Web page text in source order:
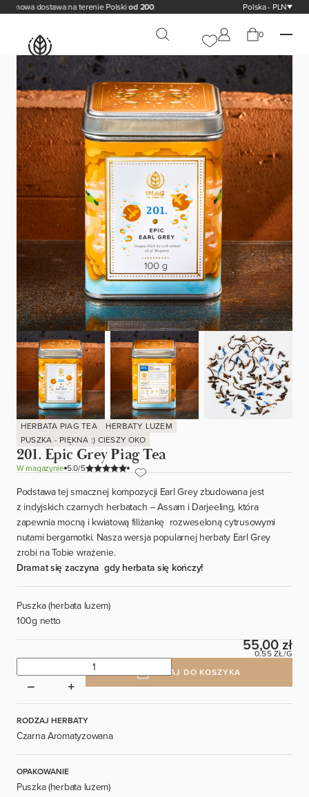
dostawa na terenie Polskiod 200,00 zł Polska - PLN
0
HERBATA PIAG TEA
HERBATY LUZEM
PUSZKA - PIĘKNA :) CIESZY OKO
201. Epic Grey Piag Tea
W magazynie /5
Podstawa tej smacznej kompozycji Earl Grey zbudowana jest
z indyjskich czarnych herbatach – Assam i Darjeeling, która
zapewnia mocną i kwiatową filiżankę rozweseloną cytrusowymi
nutami bergamotki. Nasza wersja popularnej herbaty Earl Grey
zrobi na Tobie wrażenie.
Dramat się zaczyna gdy herbata się kończy!
Puszka (herbata luzem)
100g netto
55,00 zł
0.55 ZŁ/G
DODAJ DO KOSZYKA
RODZAJ HERBATY
Czarna Aromatyzowana
OPAKOWANIE
Puszka (herbata luzem)